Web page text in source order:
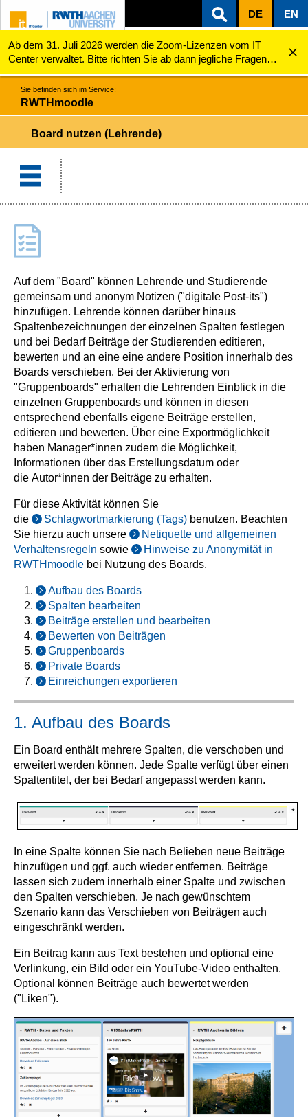
ZUM INHALTSBEREICH
ZUR HAUPTNAVIGATION
ZUR SUCHE
DE EN
Ab dem 31. Juli 2026 werden die Zoom-Lizenzen vom IT
Center verwaltet. Bitte richten Sie ab dann jegliche Fragen
zu den Zoom-Lizenzen (z.B. Probleme mit dem Login) an
servicedesk@itc.rwth-aachen.de.
RWTHmoodle Board nutzen (Lehrende)
Sie befinden sich im Service:
RWTHmoodle
Board nutzen (Lehrende)
Auf dem "Board" können Lehrende und Studierende
gemeinsam und anonym Notizen ("digitale Post-its")
hinzufügen. Lehrende können darüber hinaus
Spaltenbezeichnungen der einzelnen Spalten festlegen
und bei Bedarf Beiträge der Studierenden editieren,
bewerten und an eine eine andere Position innerhalb des
Boards verschieben. Bei der Aktivierung von
"Gruppenboards" erhalten die Lehrenden Einblick in die
einzelnen Gruppenboards und können in diesen
entsprechend ebenfalls eigene Beiträge erstellen,
editieren und bewerten. Über eine Exportmöglichkeit
haben Manager*innen zudem die Möglichkeit,
Informationen über das Erstellungsdatum oder
die Autor*innen der Beiträge zu erhalten.
Für diese Aktivität können Sie
die
Schlagwortmarkierung (Tags) benutzen. Beachten
Sie hierzu auch unsere
Netiquette und allgemeinen
Verhaltensregeln sowie
Hinweise zu Anonymität in
RWTHmoodle bei Nutzung des Boards.
Aufbau des Boards
Spalten bearbeiten
Beiträge erstellen und bearbeiten
Bewerten von Beiträgen
Gruppenboards
Private Boards
Einreichungen exportieren
1. Aufbau des Boards
Ein Board enthält mehrere Spalten, die verschoben und
erweitert werden können. Jede Spalte verfügt über einen
Spaltentitel, der bei Bedarf angepasst werden kann.
In eine Spalte können Sie nach Belieben neue Beiträge
hinzufügen und ggf. auch wieder entfernen. Beiträge
lassen sich zudem innerhalb einer Spalte und zwischen
den Spalten verschieben. Je nach gewünschtem
Szenario kann das Verschieben von Beiträgen auch
eingeschränkt werden.
Ein Beitrag kann aus Text bestehen und optional eine
Verlinkung, ein Bild oder ein YouTube-Video enthalten.
Optional können Beiträge auch bewertet werden
("Liken").